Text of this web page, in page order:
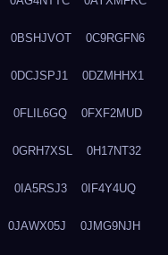
0BSHJVOT 0C9RGFN6
0DCJSPJ1 0DZMHHX1
0FLIL6GQ 0FXF2MUD
0GRH7XSL 0H17NT32
0IA5RSJ3 0IF4Y4UQ
0JAWX05J 0JMG9NJH